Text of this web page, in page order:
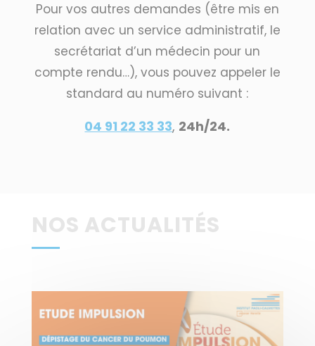
Pour vos autres demandes (être mis en
relation avec un service administratif, le
secrétariat d’un médecin pour un
compte rendu…), vous pouvez appeler le
standard au numéro suivant :
04 91 22 33 33, 24h/24.
NOS ACTUALITÉS